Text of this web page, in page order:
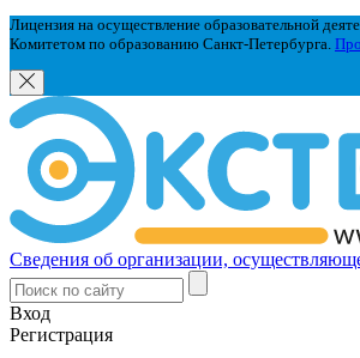
Лицензия на осуществление образовательной
Комитетом по образованию Санкт-Петербурга.
Сведения об организации,
Вход
Регистрация